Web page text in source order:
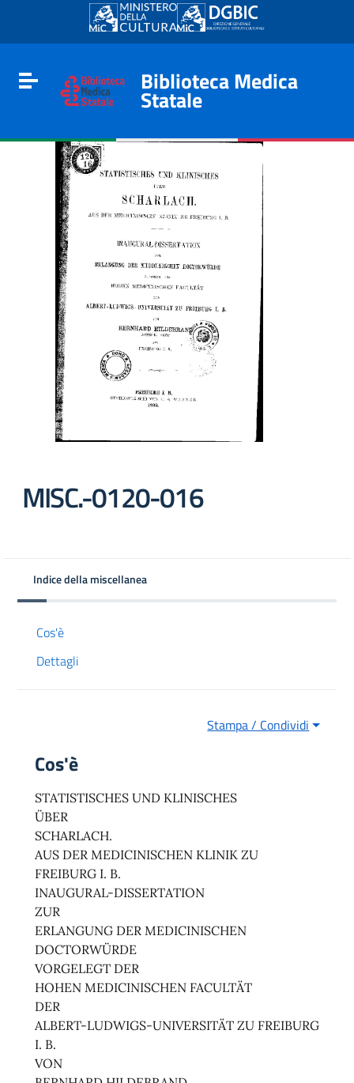
Go to content
Go to the navigation menu
Go to the footer
Toggle navigation
Biblioteca Medica
Statale
MISC.-0120-016
Indice della miscellanea
Cos'è
Dettagli
Stampa / Condividi
Cos'è
STATISTISCHES UND KLINISCHES
ÜBER
SCHARLACH.
AUS DER MEDICINISCHEN KLINIK ZU
FREIBURG I. B.
INAUGURAL-DISSERTATION
ZUR
ERLANGUNG DER MEDICINISCHEN
DOCTORWÜRDE
VORGELEGT DER
HOHEN MEDICINISCHEN FACULTÄT
DER
ALBERT-LUDWIGS-UNIVERSITÄT ZU FREIBURG
I. B.
VON